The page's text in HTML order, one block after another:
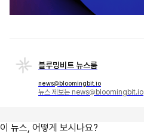
블루밍비트 뉴스룸
news@bloomingbit.io
뉴스 제보는 news@bloomingbit.io
이 뉴스, 어떻게 보시나요?